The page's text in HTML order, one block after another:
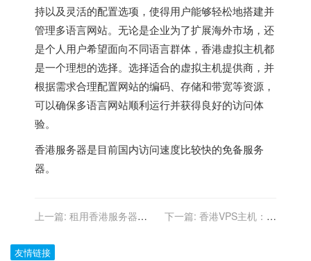
持以及灵活的配置选项，使得用户能够轻松地搭建并
管理多语言网站。无论是企业为了扩展海外市场，还
是个人用户希望面向不同语言群体，香港虚拟主机都
是一个理想的选择。选择适合的虚拟主机提供商，并
根据需求合理配置网站的编码、存储和带宽等资源，
可以确保多语言网站顺利运行并获得良好的访问体
验。
香港服务器是目前国内访问速度比较快的免备服务
器。
上一篇: 租用香港服务器需
下一篇: 香港VPS主机：快
友情链接